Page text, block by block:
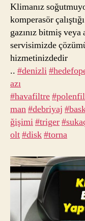
Klimanız
komperasör
gazınız bitmiş
servisimizde
hizmetinizdedir
.. #denizli
azı
#havafiltre
man#debriyaj
ğişimi#triger
olt#disk#torna